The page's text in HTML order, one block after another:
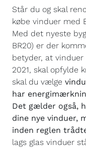
Står du og skal
købe vinduer med
Med det nyeste
BR20) er der
betyder, at
2021, skal opfylde
skal du vælge
har
Det gælder også,
dine nye vinduer,
inden reglen
lags glas vinduer